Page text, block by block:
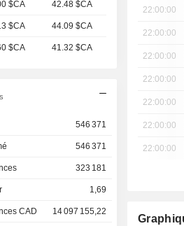
$CA 42.48 $CA
$CA 44.09 $CA
$CA 41.32 $CA
546 371
546 371
323 181
1,69
CAD 14 097 155,22
22:00:00
22:00:00
22:00:00
22:00:00
22:00:00
22:00:00
22:00:00